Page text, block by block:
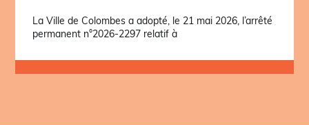
La Ville de Colombes a adopté, le 21 mai 2026, l’arrêté
permanent n°2026-2297 relatif à